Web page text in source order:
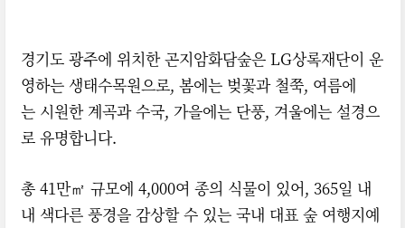
경기도 광주에 위치한 곤지암화담숲은 LG상록재단이 운
영하는 생태수목원으로, 봄에는 벚꽃과 철쭉, 여름에
는 시원한 계곡과 수국, 가을에는 단풍, 겨울에는 설경으
로 유명합니다.
총 41만㎡ 규모에 4,000여 종의 식물이 있어, 365일 내
내 색다른 풍경을 감상할 수 있는 국내 대표 숲 여행지예